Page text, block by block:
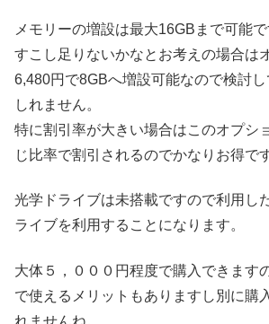
メモリーの増設は最大16GBまで可能で
すこし足りないかなとお考えの場合は
6,480円で8GBへ増設可能なので検討
しれません。
特に割引率が大きい場合はこのオプシ
じ比率で割引されるのでかなりお得です
光学ドライブは未搭載ですので利用し
ライブを利用することになります。
大体５，０００円程度で購入できます
で使えるメリットもありますし別に購
れませんね。